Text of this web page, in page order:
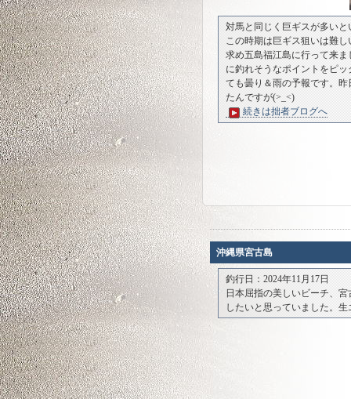
対馬と同じく巨ギスが多い
この時期は巨ギス狙いは難
求め五島福江島に行って来
に釣れそうなポイントをピ
ても曇り＆雨の予報です。
たんですが(>_<)
続きは拙者ブログへ
沖縄県宮古島
釣行日：2024年11月17日
日本屈指の美しいビーチ、
したいと思っていました。